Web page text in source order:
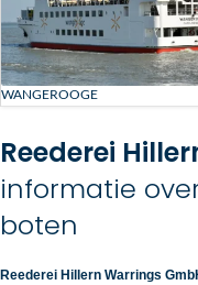
WANGEROOGE
Reederei
informatie
boten
Reederei Hillern Warrings